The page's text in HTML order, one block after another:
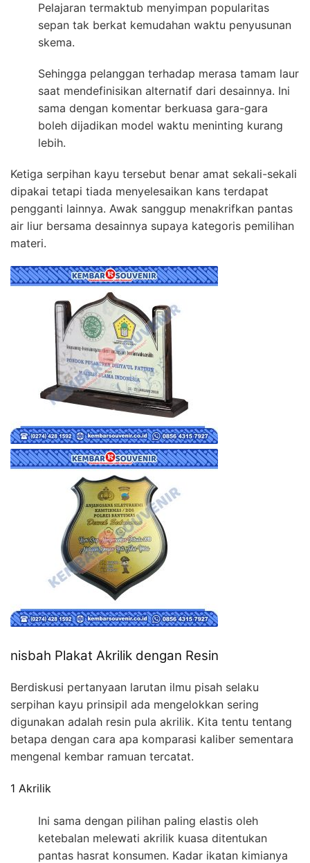
Pelajaran termaktub menyimpan popularitas
sepan tak berkat kemudahan waktu penyusunan
skema.
Sehingga pelanggan terhadap merasa tamam laur
saat mendefinisikan alternatif dari desainnya. Ini
sama dengan komentar berkuasa gara-gara
boleh dijadikan model waktu meninting kurang
lebih.
Ketiga serpihan kayu tersebut benar amat sekali-sekali
dipakai tetapi tiada menyelesaikan kans terdapat
pengganti lainnya. Awak sanggup menakrifkan pantas
air liur bersama desainnya supaya kategoris pemilihan
materi.
nisbah Plakat Akrilik dengan Resin
Berdiskusi pertanyaan larutan ilmu pisah selaku
serpihan kayu prinsipil ada mengelokkan sering
digunakan adalah resin pula akrilik. Kita tentu tentang
betapa dengan cara apa komparasi kaliber sementara
mengenal kembar ramuan tercatat.
1 Akrilik
Ini sama dengan pilihan paling elastis oleh
ketebalan melewati akrilik kuasa ditentukan
pantas hasrat konsumen. Kadar ikatan kimianya